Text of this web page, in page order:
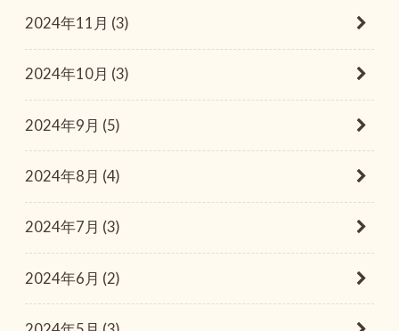
2024年11月 (3)
2024年10月 (3)
2024年9月 (5)
2024年8月 (4)
2024年7月 (3)
2024年6月 (2)